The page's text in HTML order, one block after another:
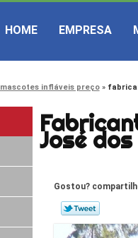
HOME EMPRESA
mascotes infláveis preço
José
Gostou?